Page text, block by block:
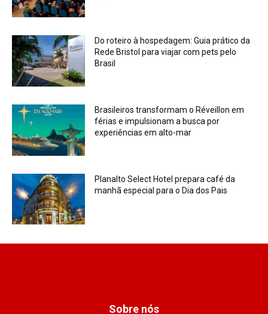
Do roteiro à hospedagem: Guia prático da
Rede Bristol para viajar com pets pelo
Brasil
Brasileiros transformam o Réveillon em
férias e impulsionam a busca por
experiências em alto-mar
Planalto Select Hotel prepara café da
manhã especial para o Dia dos Pais
Sobre nós